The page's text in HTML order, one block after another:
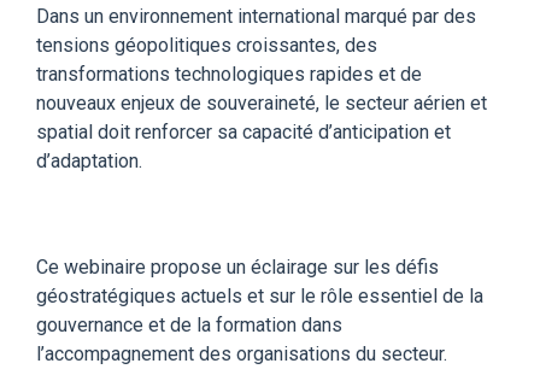
Dans un environnement international marqué par des
tensions géopolitiques croissantes, des
transformations technologiques rapides et de
nouveaux enjeux de souveraineté, le secteur aérien et
spatial doit renforcer sa capacité d’anticipation et
d’adaptation.
Ce webinaire propose un éclairage sur les défis
géostratégiques actuels et sur le rôle essentiel de la
gouvernance et de la formation dans
l’accompagnement des organisations du secteur.